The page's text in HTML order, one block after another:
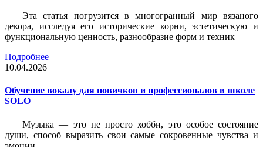
Эта статья погрузится в многогранный мир вязаного
декора, исследуя его исторические корни, эстетическую и
функциональную ценность, разнообразие форм и техник
Подробнее
10.04.2026
Обучение вокалу для новичков и профессионалов в школе
SOLO
Музыка — это не просто хобби, это особое состояние
души, способ выразить свои самые сокровенные чувства и